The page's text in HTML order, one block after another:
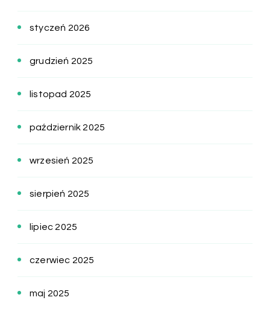
styczeń 2026
grudzień 2025
listopad 2025
październik 2025
wrzesień 2025
sierpień 2025
lipiec 2025
czerwiec 2025
maj 2025